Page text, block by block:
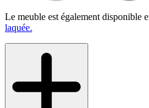
Le meuble est également disponible
laquée.